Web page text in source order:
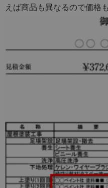
えば商品も異なるので価格